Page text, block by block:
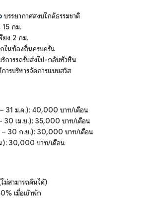
บรรยากาศสงบใกล้ธรรมชาติ
15 กม.
ยง 2 กม.
ในท้องถิ่นครบครัน
ริการรถรับส่งไป-กลับหัวหิน
ารบริหารจัดการแบบสวิส
31 ม.ค.): 40,000 บาท/เดือน
30 เม.ย.): 35,000 บาท/เดือน
– 30 ก.ย.): 30,000 บาท/เดือน
): 30,000 บาท/เดือน
ม่สามารถคืนได้)
เมื่อเข้าพัก